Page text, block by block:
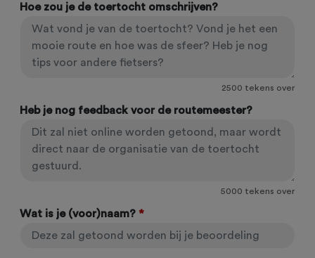
Hoe zou je de toertocht omschrijven?
2500 tekens over
Heb je nog feedback voor de routemeester?
5000 tekens over
Wat is je (voor)naam? *